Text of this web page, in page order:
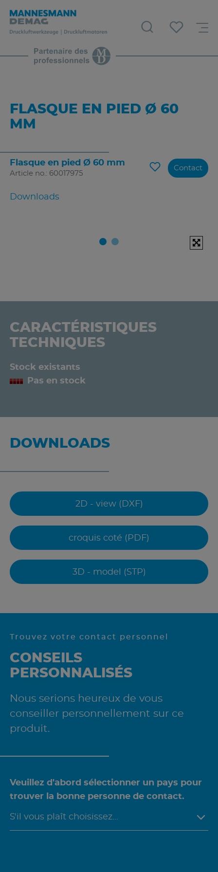
FLASQUE EN PIED Ø 60
MM
Flasque en pied Ø 60 mm
Article no.: 60017975
Downloads
Contact
CARACTÉRISTIQUES
TECHNIQUES
Stock existants
Pas en stock
DOWNLOADS
2D - view (DXF)
croquis coté (PDF)
3D - model (STP)
Trouvez votre contact personnel
CONSEILS
PERSONNALISÉS
Nous serions heureux de vous
conseiller personnellement sur ce
produit.
Veuillez d'abord sélectionner un pays pour
trouver la bonne personne de contact.